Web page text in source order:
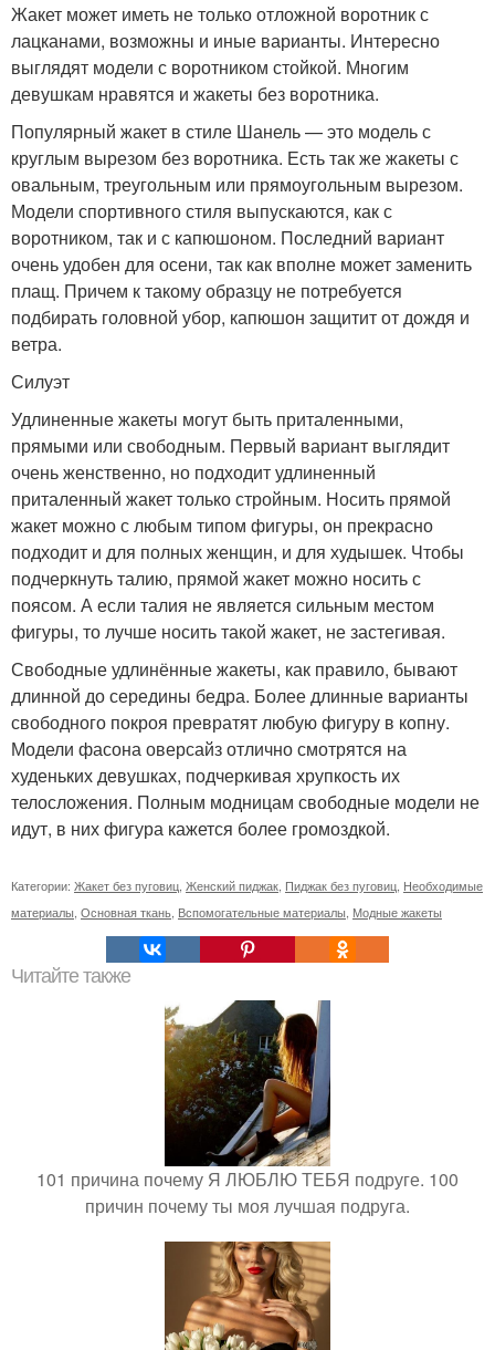
Жакет может иметь не только отложной воротник с
лацканами, возможны и иные варианты. Интересно
выглядят модели с воротником стойкой. Многим
девушкам нравятся и жакеты без воротника.
Популярный жакет в стиле Шанель — это модель с
круглым вырезом без воротника. Есть так же жакеты с
овальным, треугольным или прямоугольным вырезом.
Модели спортивного стиля выпускаются, как с
воротником, так и с капюшоном. Последний вариант
очень удобен для осени, так как вполне может заменить
плащ. Причем к такому образцу не потребуется
подбирать головной убор, капюшон защитит от дождя и
ветра.
Силуэт
Удлиненные жакеты могут быть приталенными,
прямыми или свободным. Первый вариант выглядит
очень женственно, но подходит удлиненный
приталенный жакет только стройным. Носить прямой
жакет можно с любым типом фигуры, он прекрасно
подходит и для полных женщин, и для худышек. Чтобы
подчеркнуть талию, прямой жакет можно носить с
поясом. А если талия не является сильным местом
фигуры, то лучше носить такой жакет, не застегивая.
Свободные удлинённые жакеты, как правило, бывают
длинной до середины бедра. Более длинные варианты
свободного покроя превратят любую фигуру в копну.
Модели фасона оверсайз отлично смотрятся на
худеньких девушках, подчеркивая хрупкость их
телосложения. Полным модницам свободные модели не
идут, в них фигура кажется более громоздкой.
Категории: Жакет без пуговиц, Женский пиджак, Пиджак без пуговиц, Необходимые
материалы, Основная ткань, Вспомогательные материалы, Модные жакеты
Читайте также
101 причина почему Я ЛЮБЛЮ ТЕБЯ подруге. 100
причин почему ты моя лучшая подруга.